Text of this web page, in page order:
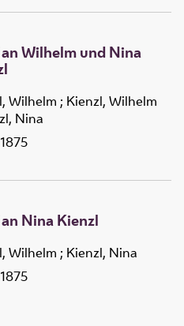
Wilhelm und Nina
Wilhelm ; Kienzl, Wilhelm
Nina
Nina Kienzl
Wilhelm ; Kienzl, Nina